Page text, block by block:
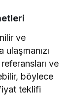
ve
ve
böylece
teklifi